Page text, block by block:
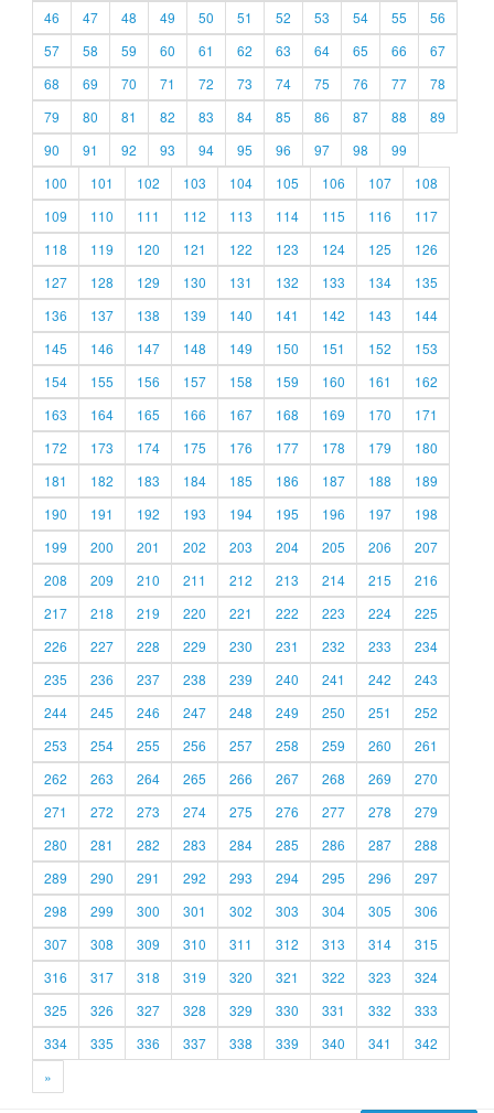
46
47 48 49 50 51 52 53 54 55
56
57
58 59 60 61 62 63 64 65 66
67
68
69 70 71 72 73 74 75 76 77
78
79
80 81 82 83 84 85 86 87 88
89
90
91 92 93 94 95 96 97 98
99
100
101 102 103 104 105 106 107
108
109
110 111 112 113 114 115 116
117
118
119 120 121 122 123 124 125
126
127
128 129 130 131 132 133 134
135
136
137 138 139 140 141 142 143
144
145
146 147 148 149 150 151 152
153
154
155 156 157 158 159 160 161
162
163
164 165 166 167 168 169 170
171
172
173 174 175 176 177 178 179
180
181
182 183 184 185 186 187 188
189
190
191 192 193 194 195 196 197
198
199
200 201 202 203 204 205 206
207
208
209 210 211 212 213 214 215
216
217
218 219 220 221 222 223 224
225
226
227 228 229 230 231 232 233
234
235
236 237 238 239 240 241 242
243
244
245 246 247 248 249 250 251
252
253
254 255 256 257 258 259 260
261
262
263 264 265 266 267 268 269
270
271
272 273 274 275 276 277 278
279
280
281 282 283 284 285 286 287
288
289
290 291 292 293 294 295 296
297
298
299 300 301 302 303 304 305
306
307
308 309 310 311 312 313 314
315
316
317 318 319 320 321 322 323
324
325
326 327 328 329 330 331 332
333
334
335 336 337 338 339 340 341
342
»